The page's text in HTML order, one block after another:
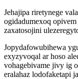
Jehajipa riretynege
ogidadumexoq
zaxatosojini
Jopydafowubihewa
exyzyvoqal ar hoso
vohagebivame jivy ig
eralahaz lodofaketapi